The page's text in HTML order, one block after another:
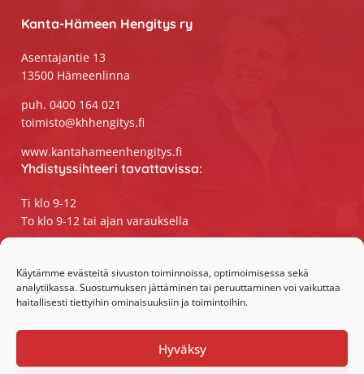
Käytämme evästeitä sivuston toiminnoissa, optimoimisessa sekä
analytiikassa. Suostumuksen jättäminen tai peruuttaminen voi vaikuttaa
haitallisesti tiettyihin ominaisuuksiin ja toimintoihin.
Hyväksy
Kanta-Hämeen Hengitys ry
Asentajantie 13
13500 Hämeenlinna
puh. 0400 164 021
toimisto@khhengitys.fi
www.kantahameenhengitys.fi
Yhdistyssihteeri tavattavissa:
Ti klo 9-12
To klo 9-12 tai ajan varauksella
maanantaista perjantaihin klo 9-15
Instagram